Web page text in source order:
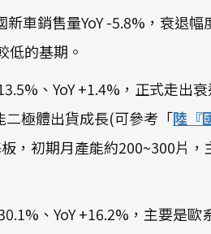
車銷售量YoY -5.8%，衰退
低的基期。
、YoY +1.4%，正式走出
極體出貨成長(可參考「陸『
，初期月產能約200~300片
、YoY +16.2%，主要是